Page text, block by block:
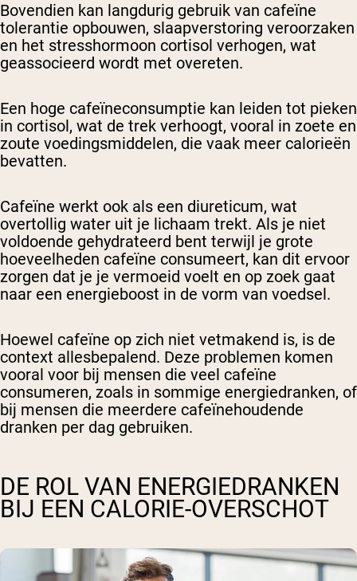
Bovendien kan langdurig gebruik van cafeïne
tolerantie opbouwen, slaapverstoring veroorzaken
en het stresshormoon cortisol verhogen, wat
geassocieerd wordt met overeten.
Een hoge cafeïneconsumptie kan leiden tot pieken
in cortisol, wat de trek verhoogt, vooral in zoete en
zoute voedingsmiddelen, die vaak meer calorieën
bevatten.
Cafeïne werkt ook als een diureticum, wat
overtollig water uit je lichaam trekt. Als je niet
voldoende gehydrateerd bent terwijl je grote
hoeveelheden cafeïne consumeert, kan dit ervoor
zorgen dat je je vermoeid voelt en op zoek gaat
naar een energieboost in de vorm van voedsel.
Hoewel cafeïne op zich niet vetmakend is, is de
context allesbepalend. Deze problemen komen
vooral voor bij mensen die veel cafeïne
consumeren, zoals in sommige energiedranken, of
bij mensen die meerdere cafeïnehoudende
dranken per dag gebruiken.
DE ROL VAN ENERGIEDRANKEN
BIJ EEN CALORIE-OVERSCHOT